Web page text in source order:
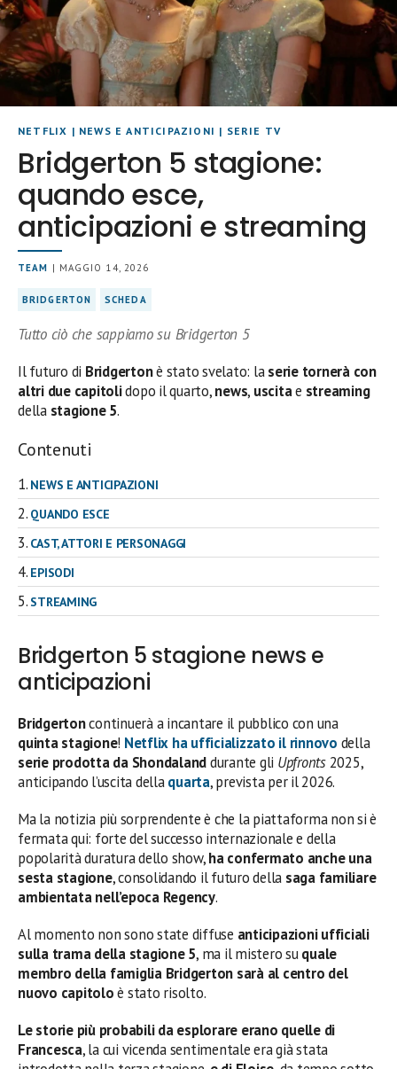
NETFLIX | NEWS E ANTICIPAZIONI | SERIE TV
Bridgerton 5 stagione:
quando esce,
anticipazioni e streaming
TEAM | MAGGIO 14, 2026
BRIDGERTON SCHEDA
Tutto ciò che sappiamo su Bridgerton 5
Il futuro di Bridgertonè stato svelato: laserie tornerà con
altri due capitolidopo il quarto,news, uscitae streaming
della stagione 5.
Contenuti
NEWS E ANTICIPAZIONI
QUANDO ESCE
CAST, ATTORI E PERSONAGGI
EPISODI
STREAMING
Bridgerton 5 stagione news e
anticipazioni
Bridgertoncontinuerà a incantare il pubblico con una
quinta stagione! Netflix ha ufficializzato il rinnovo della
serie prodotta da Shondalanddurante gli Upfronts2025,
anticipando l’uscita dellaquarta, prevista per il 2026.
Ma la notizia più sorprendente è che la piattaforma non si è
fermata qui: forte del successo internazionale e della
popolarità duratura dello show,ha confermato anche una
sesta stagione, consolidando il futuro della saga familiare
ambientata nell’epoca Regency.
Al momento non sono state diffuse anticipazioni ufficiali
sulla trama della stagione 5, ma il mistero suquale
membro della famiglia Bridgerton sarà al centro del
nuovo capitoloè stato risolto.
Le storie più probabili da esplorare erano quelle di
Francesca, la cui vicenda sentimentale era già stata